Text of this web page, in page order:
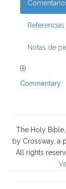
Notas de
Commentary
The Holy
by Crossway, a
All rights